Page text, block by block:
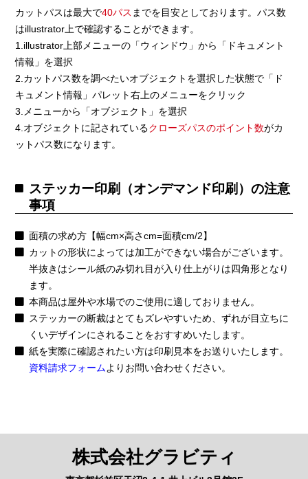
カットパスは最大で40パス までを目安としております。パス数
はillustrator上で確認することができます。
1.illustrator上部メニューの「ウィンドウ」から「ドキュメント
情報」を選択
2.カットパス数を調べたいオブジェクトを選択した状態で「ド
キュメント情報」パレット右上のメニューをクリック
3.メニューから「オブジェクト」を選択
4.オブジェクトに記されているクローズパスのポイント数がカ
ットパス数になります。
ステッカー印刷（オンデマンド印刷）の注意
事項
面積の求め方【幅cm×高さcm=面積cm/2】
カットの形状によっては加工ができない場合がございます。
半抜きはシール紙のみ切れ目が入り仕上がりは四角形となり
ます。
本商品は屋外や水場でのご使用に適しておりません。
ステッカーの断裁はとてもズレやすいため、ずれが目立ちに
くいデザインにされることをおすすめいたします。
紙を実際に確認されたい方は印刷見本をお送りいたします。
資料請求フォームよりお問い合わせください。
株式会社グラビティ